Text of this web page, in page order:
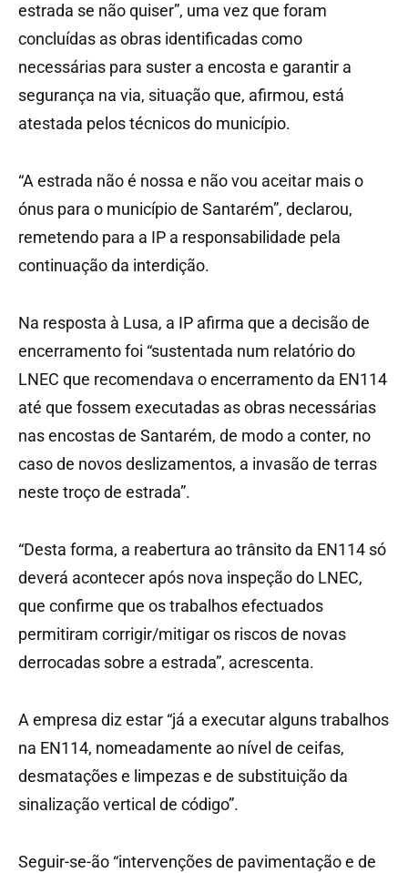
estrada se não quiser”, uma vez que foram
concluídas as obras identificadas como
necessárias para suster a encosta e garantir a
segurança na via, situação que, afirmou, está
atestada pelos técnicos do município.
“A estrada não é nossa e não vou aceitar mais o
ónus para o município de Santarém”, declarou,
remetendo para a IP a responsabilidade pela
continuação da interdição.
Na resposta à Lusa, a IP afirma que a decisão de
encerramento foi “sustentada num relatório do
LNEC que recomendava o encerramento da EN114
até que fossem executadas as obras necessárias
nas encostas de Santarém, de modo a conter, no
caso de novos deslizamentos, a invasão de terras
neste troço de estrada”.
“Desta forma, a reabertura ao trânsito da EN114 só
deverá acontecer após nova inspeção do LNEC,
que confirme que os trabalhos efectuados
permitiram corrigir/mitigar os riscos de novas
derrocadas sobre a estrada”, acrescenta.
A empresa diz estar “já a executar alguns trabalhos
na EN114, nomeadamente ao nível de ceifas,
desmatações e limpezas e de substituição da
sinalização vertical de código”.
Seguir-se-ão “intervenções de pavimentação e de